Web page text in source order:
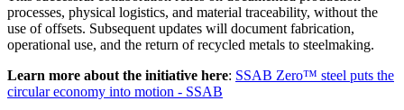
processes, physical logistics, and material traceability, without the
use of offsets. Subsequent updates will document fabrication,
operational use, and the return of recycled metals to steelmaking.
Learn more about the initiative here: SSAB Zero™ steel puts the
circular economy into motion - SSAB